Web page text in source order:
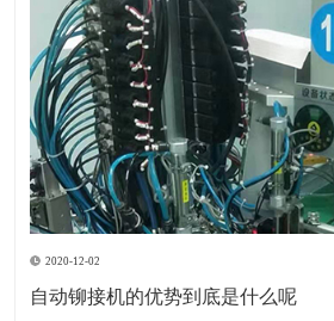
2020-12-02
自动铆接机的优势到底是什么呢